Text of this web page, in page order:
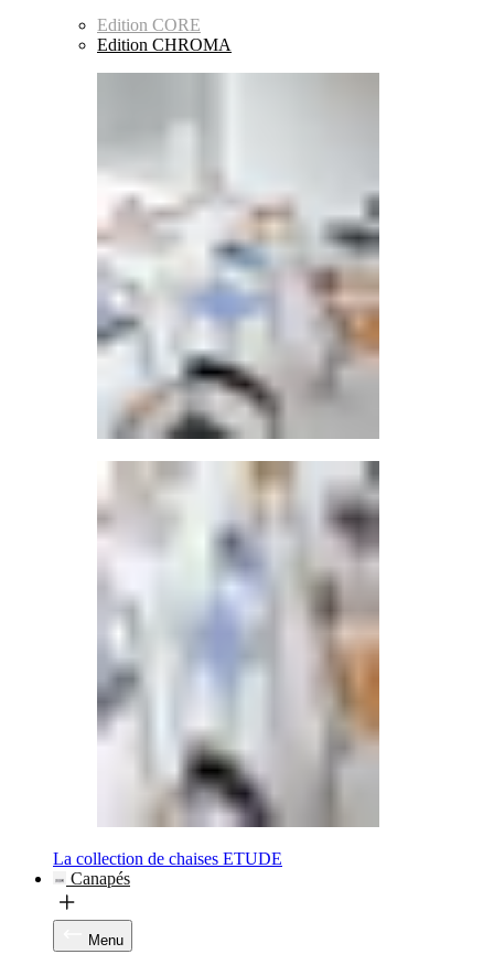
Edition CORE
Edition CHROMA
La collection de chaises ETUDE
Canapés
Menu